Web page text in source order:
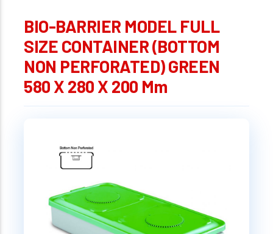
BIO-BARRIER MODEL FULL
SIZE CONTAINER (BOTTOM
NON PERFORATED) GREEN
580 X 280 X 200 Mm